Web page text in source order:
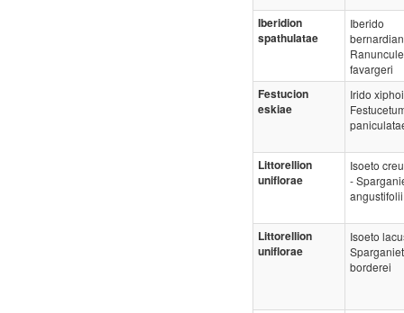
Iberidion
spathulatae
Iberido
favargeri
Festucion
eskiae
Irido
Littorellion
uniflorae
Isoeto
-
angustifolii
Littorellion
uniflorae
Isoeto
borderei